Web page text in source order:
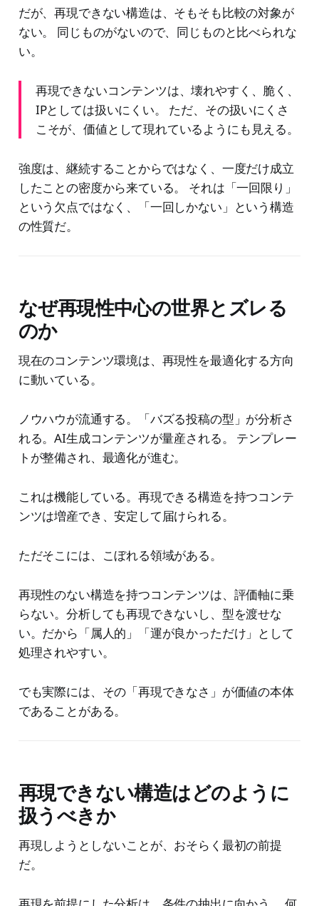
だが、再現できない構造は、そもそも比較の対象が
ない。 同じものがないので、同じものと比べられな
い。
再現できないコンテンツは、壊れやすく、脆く、
IPとしては扱いにくい。 ただ、その扱いにくさ
こそが、価値として現れているようにも見える。
強度は、継続することからではなく、一度だけ成立
したことの密度から来ている。 それは「一回限り」
という欠点ではなく、「一回しかない」という構造
の性質だ。
なぜ再現性中心の世界とズレる
のか
現在のコンテンツ環境は、再現性を最適化する方向
に動いている。
ノウハウが流通する。「バズる投稿の型」が分析さ
れる。AI生成コンテンツが量産される。 テンプレー
トが整備され、最適化が進む。
これは機能している。再現できる構造を持つコンテ
ンツは増産でき、安定して届けられる。
ただそこには、こぼれる領域がある。
再現性のない構造を持つコンテンツは、評価軸に乗
らない。分析しても再現できないし、型を渡せな
い。だから「属人的」「運が良かっただけ」として
処理されやすい。
でも実際には、その「再現できなさ」が価値の本体
であることがある。
再現できない構造はどのように
扱うべきか
再現しようとしないことが、おそらく最初の前提
だ。